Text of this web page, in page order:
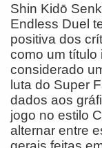
Shin Kidō
Endless Duel
positiva dos
como um título
considerado
luta do Super
dados aos
jogo no estilo
alternar entre